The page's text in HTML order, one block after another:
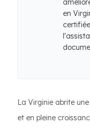
en
La Virginie abrite
et en pleine